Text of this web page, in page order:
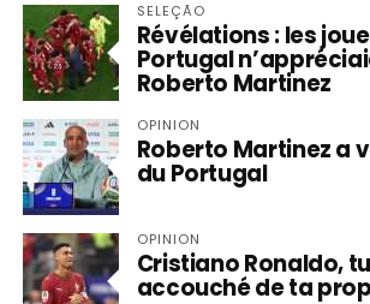
SELEÇÃO
Révélations : les
Portugal
Roberto Martinez
OPINION
Roberto Martinez a
du Portugal
OPINION
Cristiano Ronaldo,
accouché de ta